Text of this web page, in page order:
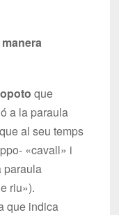
que
a la paraula
al seu temps
«cavall» i
paraula
riu»).
que indica